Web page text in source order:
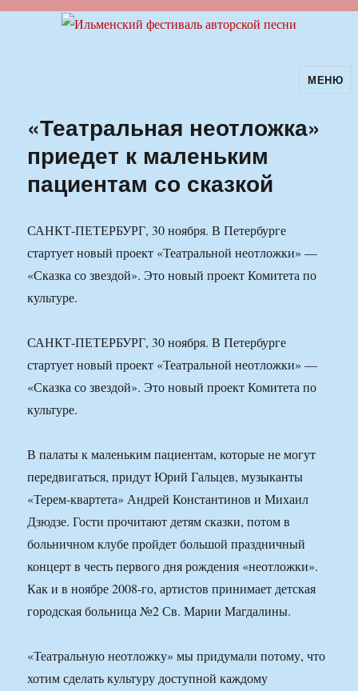
Ильменский фестиваль авторскойМЕНЮ
«Театральная неотложка»
приедет к маленьким
пациентам со сказкой
САНКТ-ПЕТЕРБУРГ, 30 ноября. В Петербурге
стартует новый проект «Театральной неотложки» —
«Сказка со звездой». Это новый проект Комитета по
культуре.
САНКТ-ПЕТЕРБУРГ, 30 ноября. В Петербурге
стартует новый проект «Театральной неотложки» —
«Сказка со звездой». Это новый проект Комитета по
культуре.
В палаты к маленьким пациентам, которые не могут
передвигаться, придут Юрий Гальцев, музыканты
«Терем-квартета» Андрей Константинов и Михаил
Дзюдзе. Гости прочитают детям сказки, потом в
больничном клубе пройдет большой праздничный
концерт в честь первого дня рождения «неотложки».
Как и в ноябре 2008-го, артистов принимает детская
городская больница №2 Св. Марии Магдалины.
«Театральную неотложку» мы придумали потому, что
хотим сделать культуру доступной каждому